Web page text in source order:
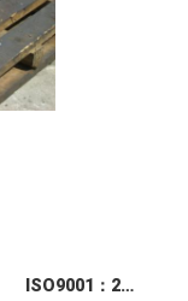
ISO9001：2015